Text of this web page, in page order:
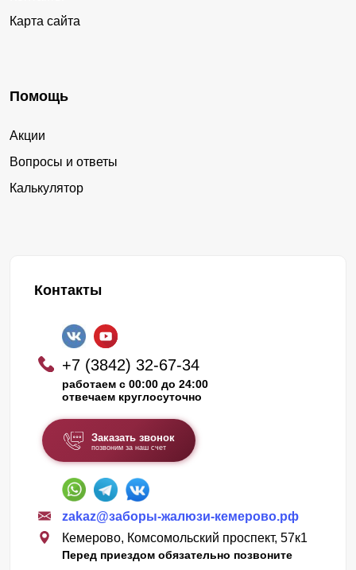
Карта сайта
Помощь
Акции
Вопросы и ответы
Калькулятор
Контакты
+7 (3842) 32-67-34
работаем с 00:00 до 24:00
отвечаем круглосуточно
Заказать звонок
позвоним за наш счет
zakaz@заборы-жалюзи-кемерово.рф
Кемерово, Комсомольский проспект, 57к1
Перед приездом обязательно позвоните